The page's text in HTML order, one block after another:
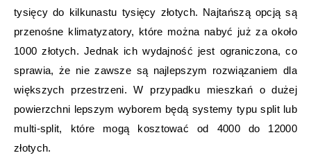
tysięcy do kilkunastu tysięcy złotych. Najtańszą opcją są
przenośne klimatyzatory, które można nabyć już za około
1000 złotych. Jednak ich wydajność jest ograniczona, co
sprawia, że nie zawsze są najlepszym rozwiązaniem dla
większych przestrzeni. W przypadku mieszkań o dużej
powierzchni lepszym wyborem będą systemy typu split lub
multi-split, które mogą kosztować od 4000 do 12000
złotych.